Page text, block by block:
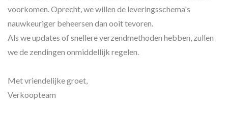
voorkomen. Oprecht, we willen de leveringsschema's
nauwkeuriger beheersen dan ooit tevoren.
Als we updates of snellere verzendmethoden hebben, zullen
we de zendingen onmiddellijk regelen.
Met vriendelijke groet,
Verkoopteam